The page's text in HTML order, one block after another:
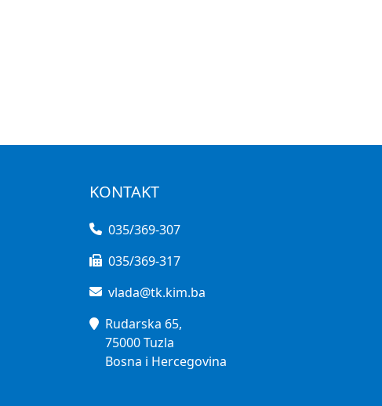
KONTAKT
035/369-307
035/369-317
vlada@tk.kim.ba
Rudarska 65,
75000 Tuzla
Bosna i Hercegovina